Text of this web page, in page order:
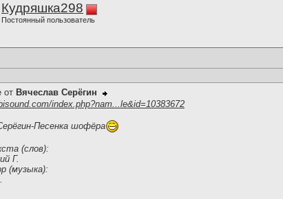
Кудряшка298
Постоянный пользователь
от Вячеслав Серёгин
index.php?nam...le&id=10383672
Песенка шофёра
(слов):
Г.
(музыка):